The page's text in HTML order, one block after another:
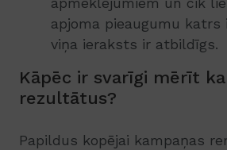
apjoma pieaugumu katrs
viņa ieraksts ir atbildīgs.
Kāpēc ir svarīgi mērīt
rezultātus?
Papildus kopējai kampaņas